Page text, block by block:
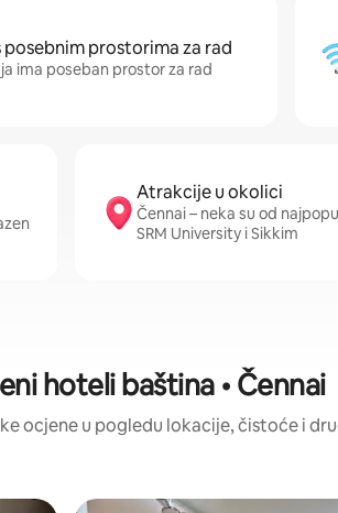
posebnim prostorima za rad
ima poseban prostor za rad
Atrakcije u okolici
Čennai – neka su od
SRM University i Sikkim
hoteli baština • Čennai
ocjene u pogledu lokacije, čistoće i